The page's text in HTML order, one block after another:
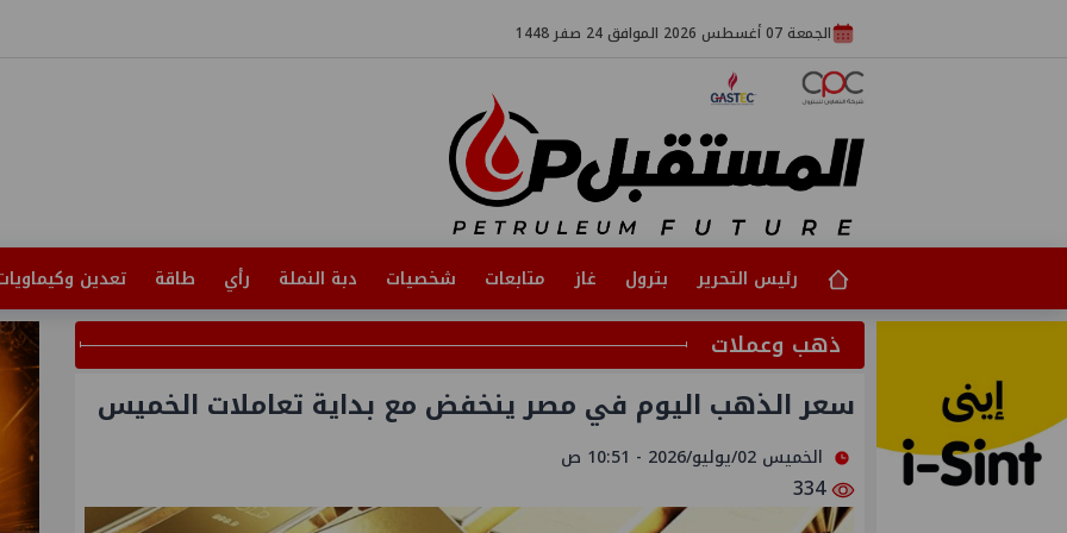
الجمعة 07 أغسطس 2026 الموافق 24 صفر 1448
رئيس التحرير بترول غاز متابعات شخصيات دبة النملة رأي طاقة تعدين
ذهب وعملات
سعر الذهب اليوم في مصر ينخفض مع بداية تعاملات الخميس
الخميس 02/يوليو/2026 - 10:51 ص
334